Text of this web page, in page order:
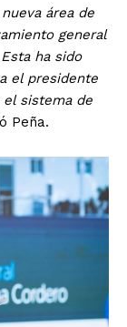
área de
general
ha sido
el presidente
el sistema de
Peña.